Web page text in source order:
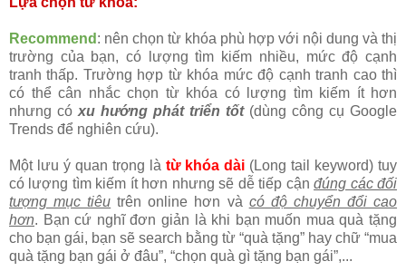
Recommend : nên chọn từ khóa phù hợp với nội dung và thị
trường của bạn, có lượng tìm kiếm nhiều, mức độ cạnh
tranh thấp. Trường hợp từ khóa mức độ cạnh tranh cao thì
có thể cân nhắc chọn từ khóa có lượng tìm kiếm ít hơn
nhưng có xu hướng phát triển tốt(dùng công cụ Google
Trends để nghiên cứu).
Một lưu ý quan trọng là từ khóa dài (Long tail keyword) tuy
có lượng tìm kiếm ít hơn nhưng sẽ dễ tiếp cậnđúng các đối
tượng mục tiêu trên online hơn và có độ chuyển đổi cao
hơn. Bạn cứ nghĩ đơn giản là khi bạn muốn mua quà tặng
cho bạn gái, bạn sẽ search bằng từ “quà tặng” hay chữ “mua
quà tặng bạn gái ở đâu”, “chọn quà gì tặng bạn gái”,...